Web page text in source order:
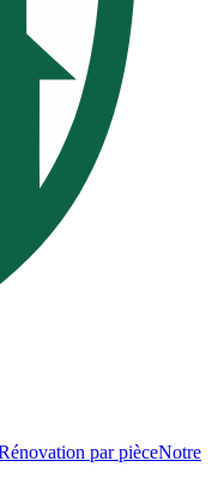
par pièceNotre